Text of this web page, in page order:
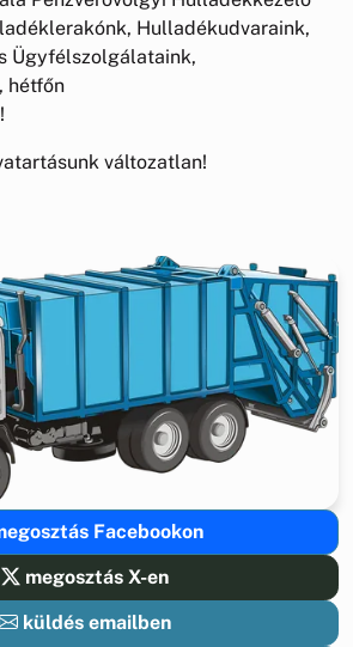
Hulladékudvaraink,
Ügyfélszolgálataink,
hétfőn
változatlan!
Facebookon
megosztás X-en
küldés emailben